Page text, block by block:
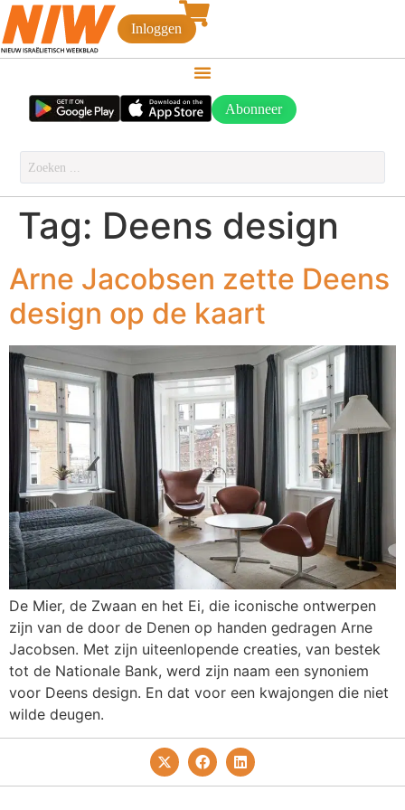
Inloggen
Abonneer
Tag: Deens design
Arne Jacobsen zette Deens
design op de kaart
De Mier, de Zwaan en het Ei, die iconische ontwerpen
zijn van de door de Denen op handen gedragen Arne
Jacobsen. Met zijn uiteenlopende creaties, van bestek
tot de Nationale Bank, werd zijn naam een synoniem
voor Deens design. En dat voor een kwajongen die niet
wilde deugen.